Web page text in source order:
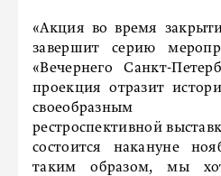
«Акция во время
завершит серию
«Вечернего Санкт-
проекция отразит
своеобразным
рестроспективной
состоится накануне
таким образом, мы